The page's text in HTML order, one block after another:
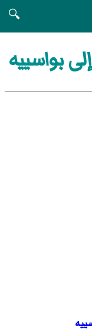
🔍
بواسييه